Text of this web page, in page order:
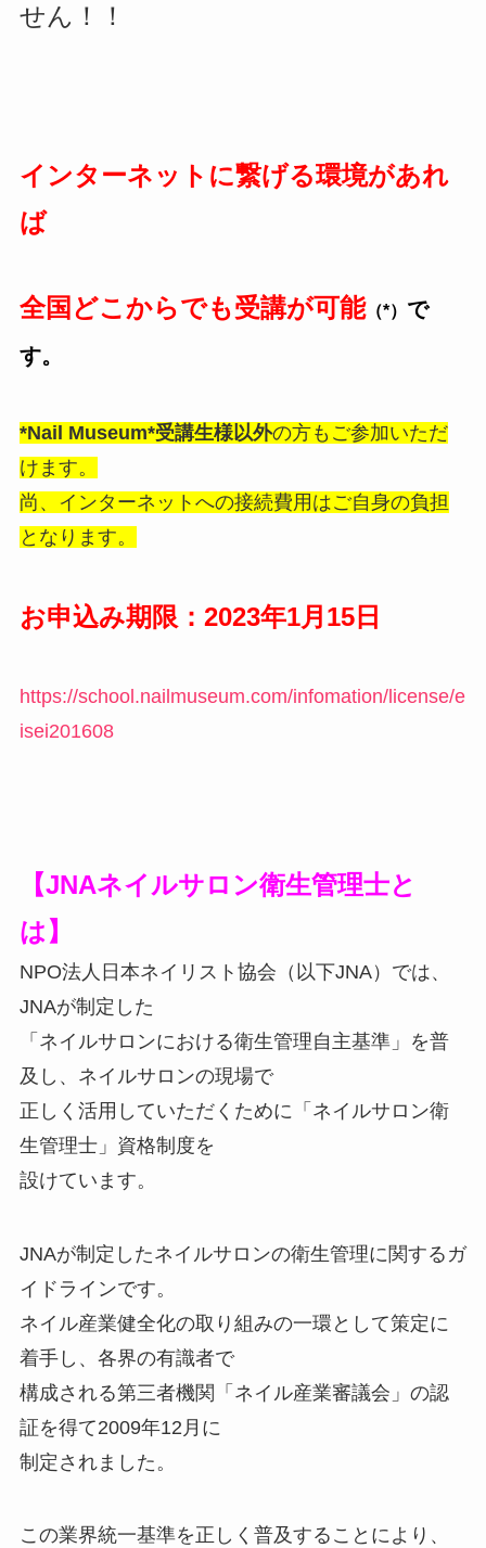
せん！！
インターネットに繋げる環境があれ
ば
全国どこからでも受講が可能（*） で
す。
*Nail Museum*受講生様以外の方もご参加いただ
けます。
尚、インターネットへの接続費用はご自身の負担
となります。
お申込み期限：2023年1月15日
https://school.nailmuseum.com/infomation/license/e
isei201608
【JNAネイルサロン衛生管理士と
は】
NPO法人日本ネイリスト協会（以下JNA）では、
JNAが制定した
「ネイルサロンにおける衛生管理自主基準」を普
及し、ネイルサロンの現場で
正しく活用していただくために「ネイルサロン衛
生管理士」資格制度を
設けています。
JNAが制定したネイルサロンの衛生管理に関するガ
イドラインです。
ネイル産業健全化の取り組みの一環として策定に
着手し、各界の有識者で
構成される第三者機関「ネイル産業審議会」の認
証を得て2009年12月に
制定されました。
この業界統一基準を正しく普及することにより、